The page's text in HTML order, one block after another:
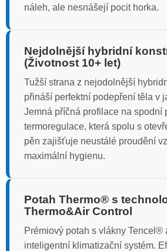
náleh, ale nesnášejí pocit horka.
Nejdolnější hybridní
(Životnost 10+ let)
Tužší strana z nejodolnější
přináší perfektní podepření těla v
Jemná příčná profilace na spodní
termoregulace, která spolu s
pěn zajišťuje neustálé proudění
maximální hygienu.
Potah Thermo® s
Thermo&Air Control
Prémiový potah s vlákny Tencel®
inteligentní klimatizační systém.